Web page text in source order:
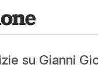
su Gianni